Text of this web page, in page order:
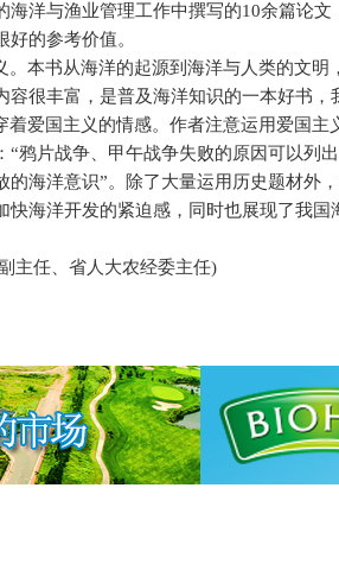
海洋与渔业管理工作中撰写的10余篇论文
的参考价值。
。本书从海洋的起源到海洋与人类的文
容很丰富，是普及海洋知识的一本好书
着爱国主义的情感。作者注意运用爱国
“鸦片战争、甲午战争失败的原因可以
的海洋意识”。除了大量运用历史题材外
快海洋开发的紧迫感，同时也展现了我
主任、省人大农经委主任)